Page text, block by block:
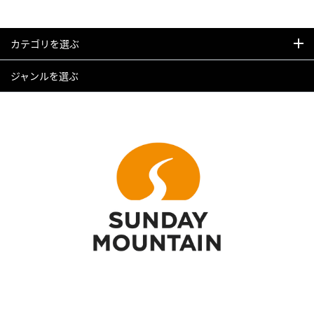
カテゴリを選ぶ
ジャンルを選ぶ